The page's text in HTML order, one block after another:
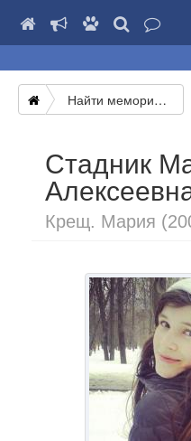
Найти мемориал
Стадник
Крещ. Мария